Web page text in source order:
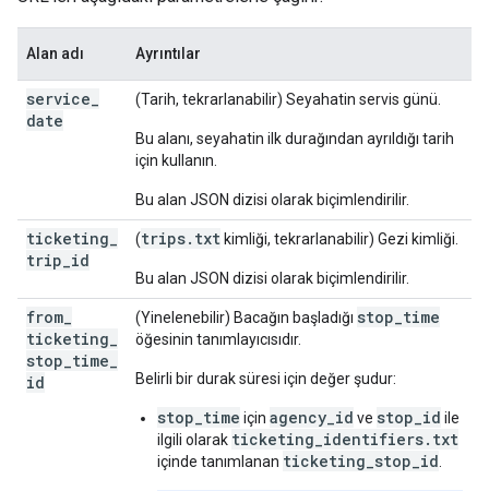
Alan adı Ayrıntılar
service
date
(Tarih, tekrarlanabilir) Seyahatin servis günü.
Bu alanı, seyahatin ilk durağından ayrıldığı tarih
için kullanın.
Bu alan JSON dizisi olarak biçimlendirilir.
ticketing
trip id
(trips.txt kimliği, tekrarlanabilir) Gezi kimliği.
Bu alan JSON dizisi olarak biçimlendirilir.
from
ticketing
stop time
id
(Yinelenebilir) Bacağın başladığı stop_time
öğesinin tanımlayıcısıdır.
Belirli bir durak süresi için değer şudur:
stop_time için agency_id ve stop_id ile
ilgili olarak ticketing_identifiers.txt
içinde tanımlanan ticketing_stop_id